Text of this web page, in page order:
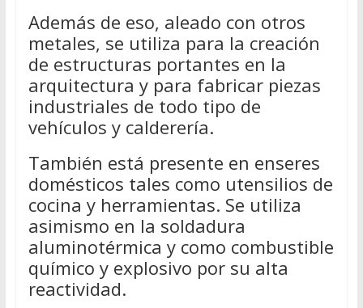
Además de eso, aleado con otros
metales, se utiliza para la creación
de estructuras portantes en la
arquitectura y para fabricar piezas
industriales de todo tipo de
vehículos y calderería.
También está presente en enseres
domésticos tales como utensilios de
cocina y herramientas. Se utiliza
asimismo en la soldadura
aluminotérmica y como combustible
químico y explosivo por su alta
reactividad.